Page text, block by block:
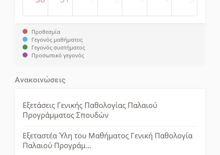
Προθεσμία
Γεγονός μαθήματος
Γεγονός συστήματος
Προσωπικό γεγονός
Ανακοινώσεις
Εξετάσεις Γενικής Παθολογίας Παλαιού
Προγράμματος Σπουδών
Εξεταστέα Ύλη του Μαθήματος Γενική Παθολογία
Παλαιoύ Προγράμ...